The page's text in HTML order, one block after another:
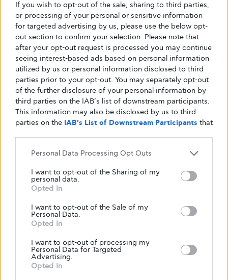
If you wish to opt-out of the sale, sharing to third parties,
or processing of your personal or sensitive information
for targeted advertising by us, please use the below opt-
out section to confirm your selection. Please note that
after your opt-out request is processed you may continue
seeing interest-based ads based on personal information
utilized by us or personal information disclosed to third
parties prior to your opt-out. You may separately opt-out
of the further disclosure of your personal information by
third parties on the IAB’s list of downstream participants.
This information may also be disclosed by us to third
parties on the IAB’s List of Downstream Participants that
Personal Data Processing Opt Outs
I want to opt-out of the Sharing of my
personal data.
Opted In
I want to opt-out of the Sale of my
Personal Data.
Opted In
I want to opt-out of processing my
Personal Data for Targeted
Advertising.
Opted In
9. Επικεντρωθείτε
στην ισορροπία και τη
συνειδητή διατροφή
Η άσκηση δεν βοηθά μόνο στη διαχείριση των
επιπέδων σακχάρου στο αίμα. συμβαδίζει
δραστηριότητα, εστιάστε στην ισορροπία στη
διατροφή σας. Αφεθείτε σε εορταστικές
λιχουδιές περιστασιακά, αλλά προσπαθήστε
να προσέχετε τα μεγέθη των μερίδων. Οι
προπονήσεις σας μπορούν να σας βοηθήσουν
να αντισταθμίσετε μερικές από τις επιπλέον
θερμίδες που καταναλώνετε κατά τη διάρκεια
αυτής της εορταστικής περιόδου.